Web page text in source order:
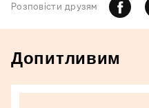
Розповiсти друзям
Допитливим